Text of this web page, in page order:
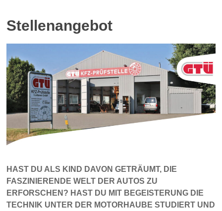
Stellenangebot
HAST DU ALS KIND DAVON GETRÄUMT, DIE
FASZINIERENDE WELT DER AUTOS ZU
ERFORSCHEN? HAST DU MIT BEGEISTERUNG DIE
TECHNIK UNTER DER MOTORHAUBE STUDIERT UND